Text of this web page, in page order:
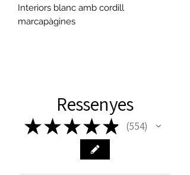
Interiors blanc amb cordill
marcapàgines
Ressenyes
★★★★★ 554
554